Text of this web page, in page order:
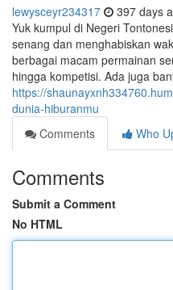
lewysceyr234317 397 days
Yuk kumpul di Negeri
senang dan menghabiskan
berbagai macam permainan
hingga kompetisi. Ada juga
https://
dunia-hiburanmu
Comments
Who
Comments
Submit a Comment
No HTML